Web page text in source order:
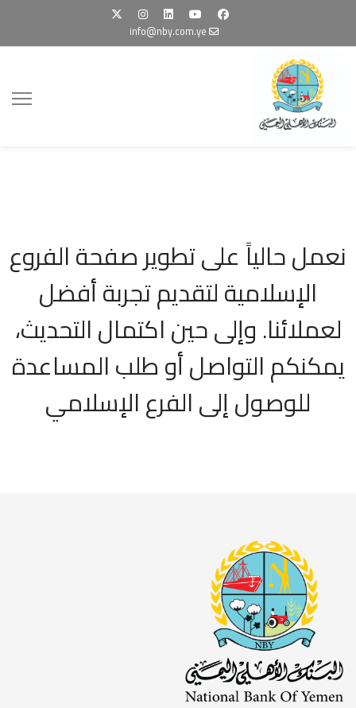
info@nby.com.ye
نعمل حالياً على تطوير صفحة الفروع
الإسلامية لتقديم تجربة أفضل
لعملائنا. وإلى حين اكتمال التحديث،
يمكنكم التواصل أو طلب المساعدة
للوصول إلى الفرع الإسلامي